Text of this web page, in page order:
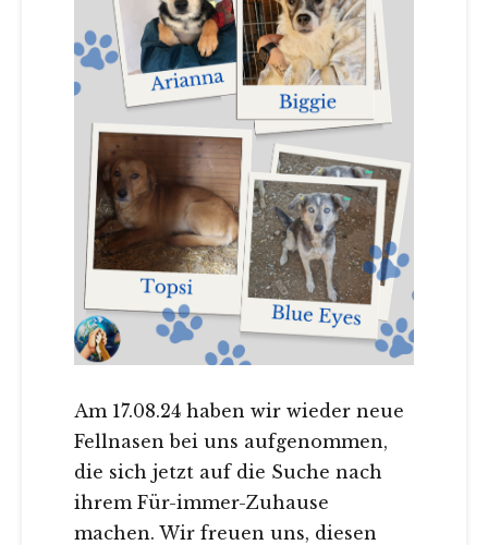
Am 17.08.24 haben wir wieder neue
Fellnasen bei uns aufgenommen,
die sich jetzt auf die Suche nach
ihrem Für-immer-Zuhause
machen. Wir freuen uns, diesen